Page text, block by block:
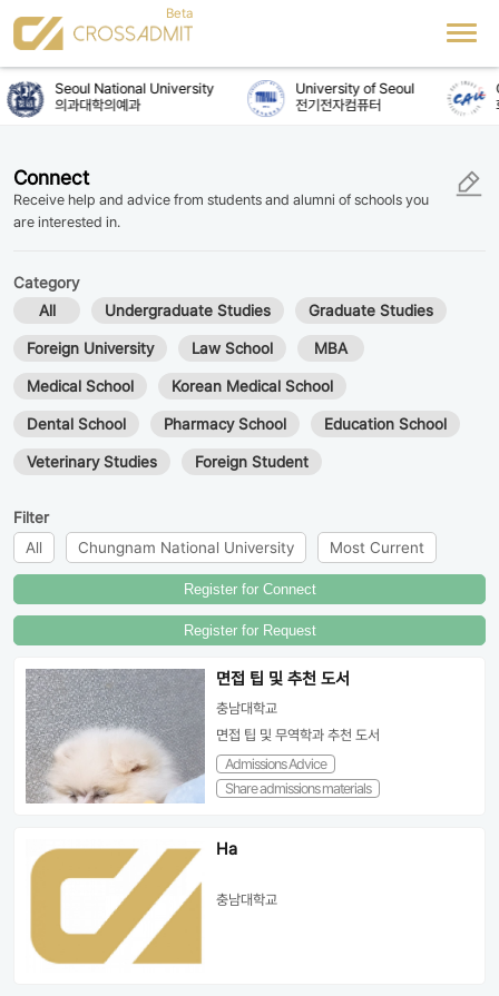
Seoul National University
의과대학의예과
University of Seoul
전기전자컴퓨터
Connect
Receive help and advice from students and alumni of schools you
are interested in.
Category
All
Undergraduate Studies Graduate Studies
Foreign University Law School MBA
Medical School Korean Medical School
Dental School Pharmacy School Education School
Veterinary Studies Foreign Student
Filter
All
Chungnam National University Most Current
Register for Connect
Register for Request
면접 팁 및 추천 도서
충남대학교
면접 팁 및 무역학과 추천 도서
Admissions Advice
Share admissions materials
Ha
충남대학교